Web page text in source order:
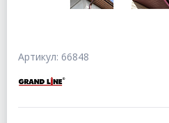
Артикул: 66848